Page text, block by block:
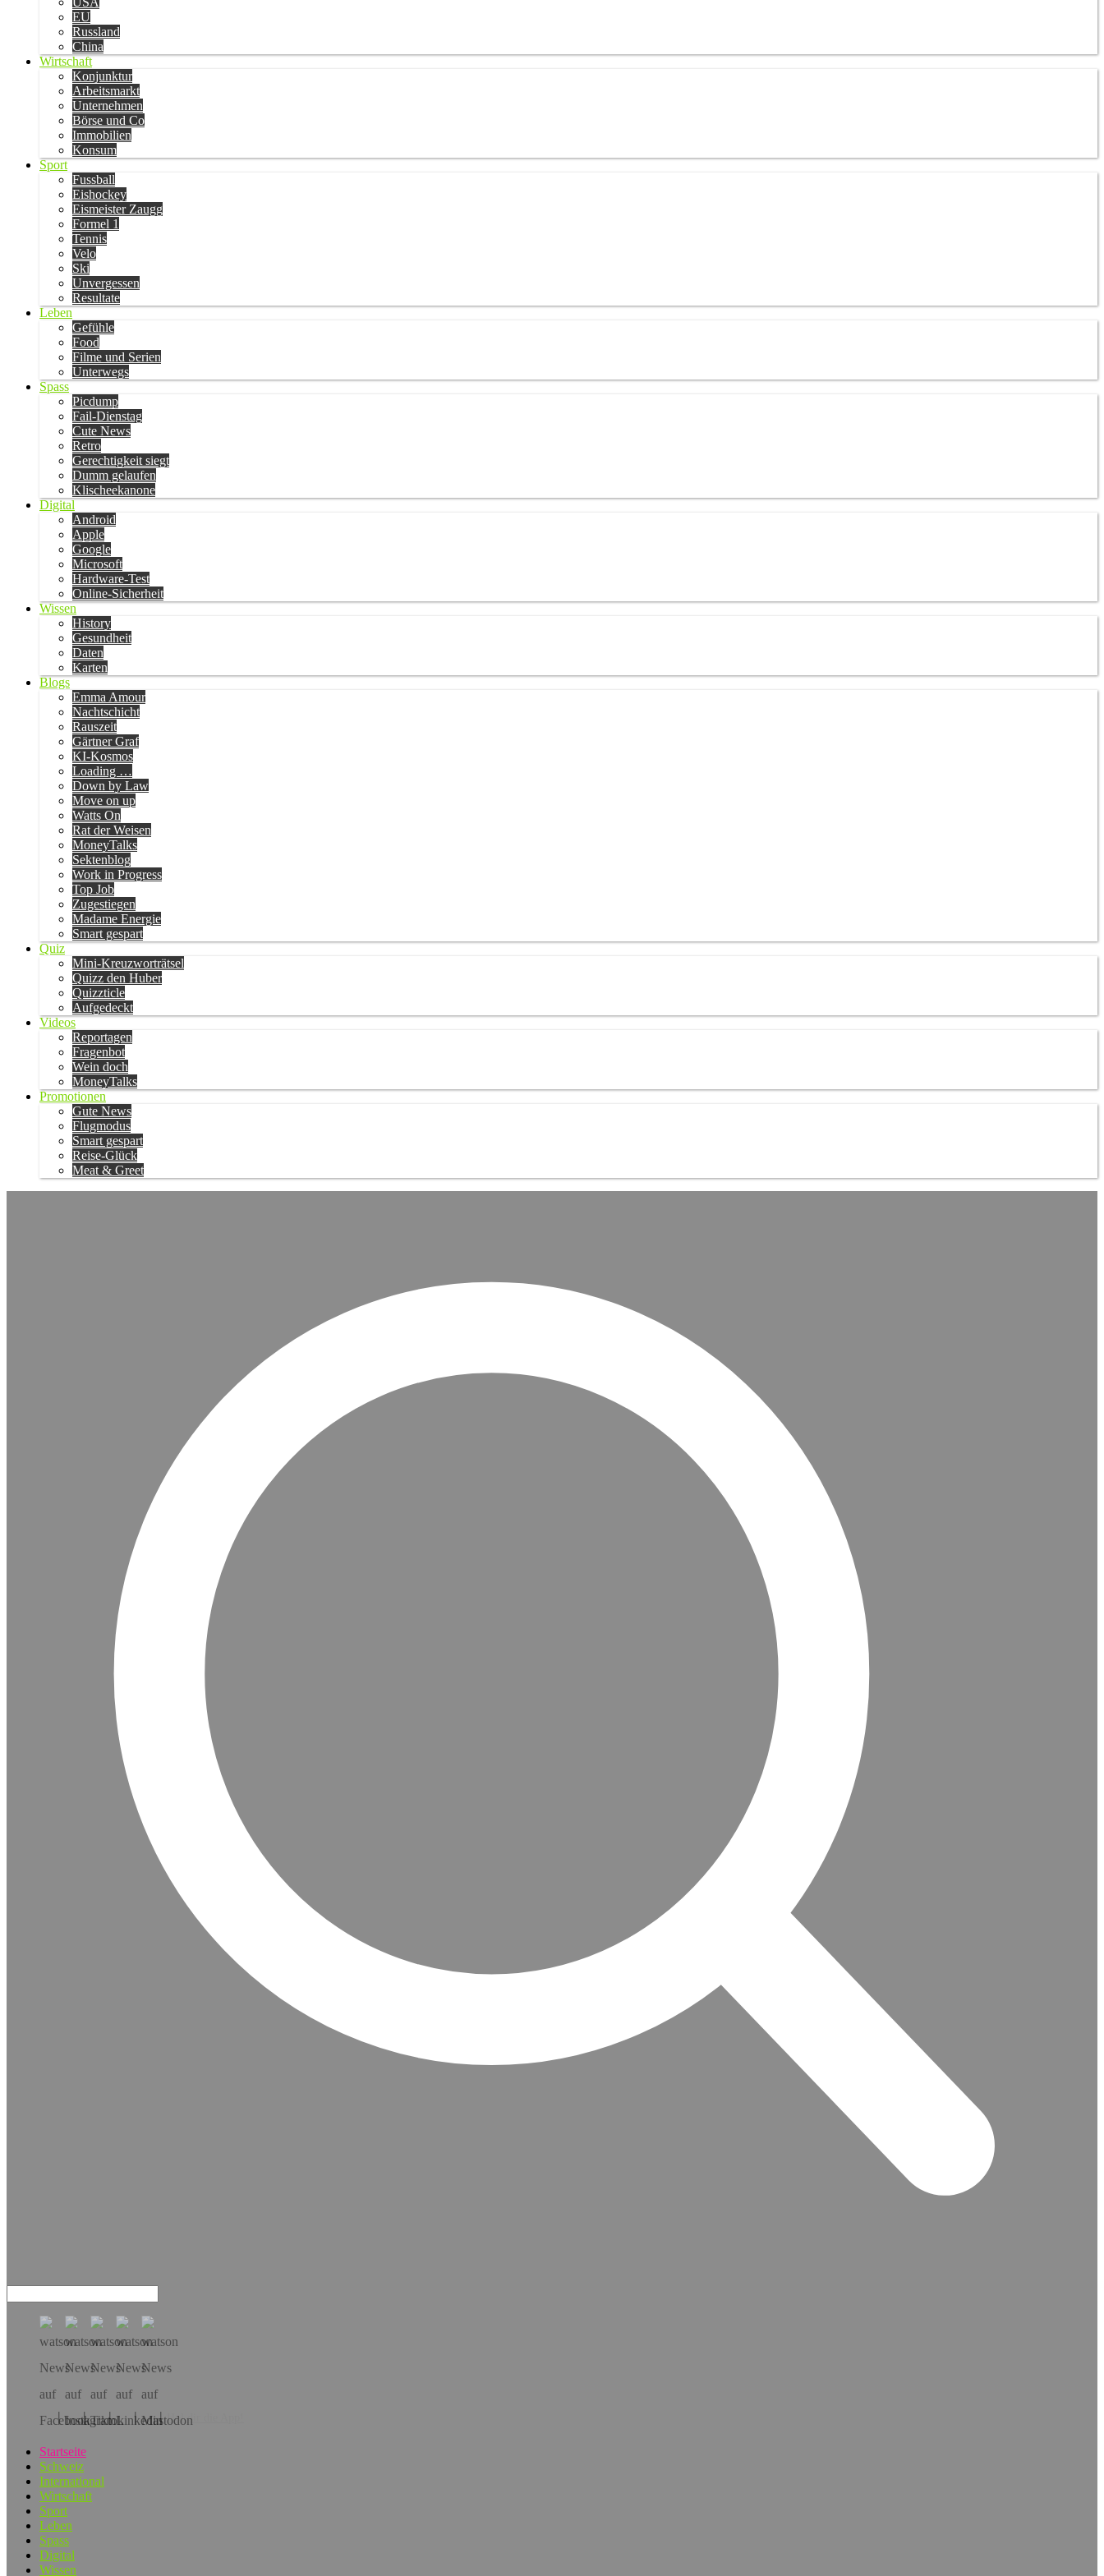
EU
Russland
China
Wirtschaft
Konjunktur
Arbeitsmarkt
Unternehmen
Börse und Co
Immobilien
Konsum
Sport
Fussball
Eishockey
Eismeister Zaugg
Formel 1
Tennis
Velo
Ski
Unvergessen
Resultate
Leben
Gefühle
Food
Filme und Serien
Unterwegs
Spass
Picdump
Fail-Dienstag
Cute News
Retro
Gerechtigkeit siegt
Dumm gelaufen
Klischeekanone
Digital
Android
Apple
Google
Microsoft
Hardware-Test
Online-Sicherheit
Wissen
History
Gesundheit
Daten
Karten
Blogs
Emma Amour
Nachtschicht
Rauszeit
Gärtner Graf
KI-Kosmos
Loading …
Down by Law
Move on up
Watts On
Rat der Weisen
MoneyTalks
Sektenblog
Work in Progress
Top Job
Zugestiegen
Madame Energie
Smart gespart
Quiz
Mini-Kreuzworträtsel
Quizz den Huber
Quizzticle
Aufgedeckt
Videos
Reportagen
Fragenbot
Wein doch
MoneyTalks
Promotionen
Gute News
Flugmodus
Smart gespart
Reise-Glück
Meat & Greet
Hol dir die App!
Startseite
Schweiz
International
Wirtschaft
Sport
Leben
Spass
Digital
Wissen